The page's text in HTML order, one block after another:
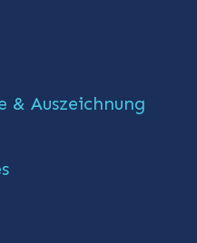
& Auszeichnung